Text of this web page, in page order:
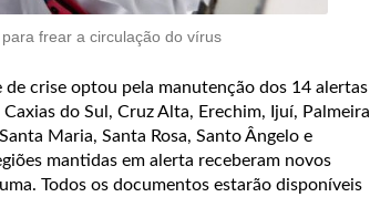
frear a circulação do vírus
crise optou pela manutenção dos 14 alertas
do Sul, Cruz Alta, Erechim, Ijuí, Palmeira
Maria, Santa Rosa, Santo Ângelo e
mantidas em alerta receberam novos
Todos os documentos estarão disponíveis